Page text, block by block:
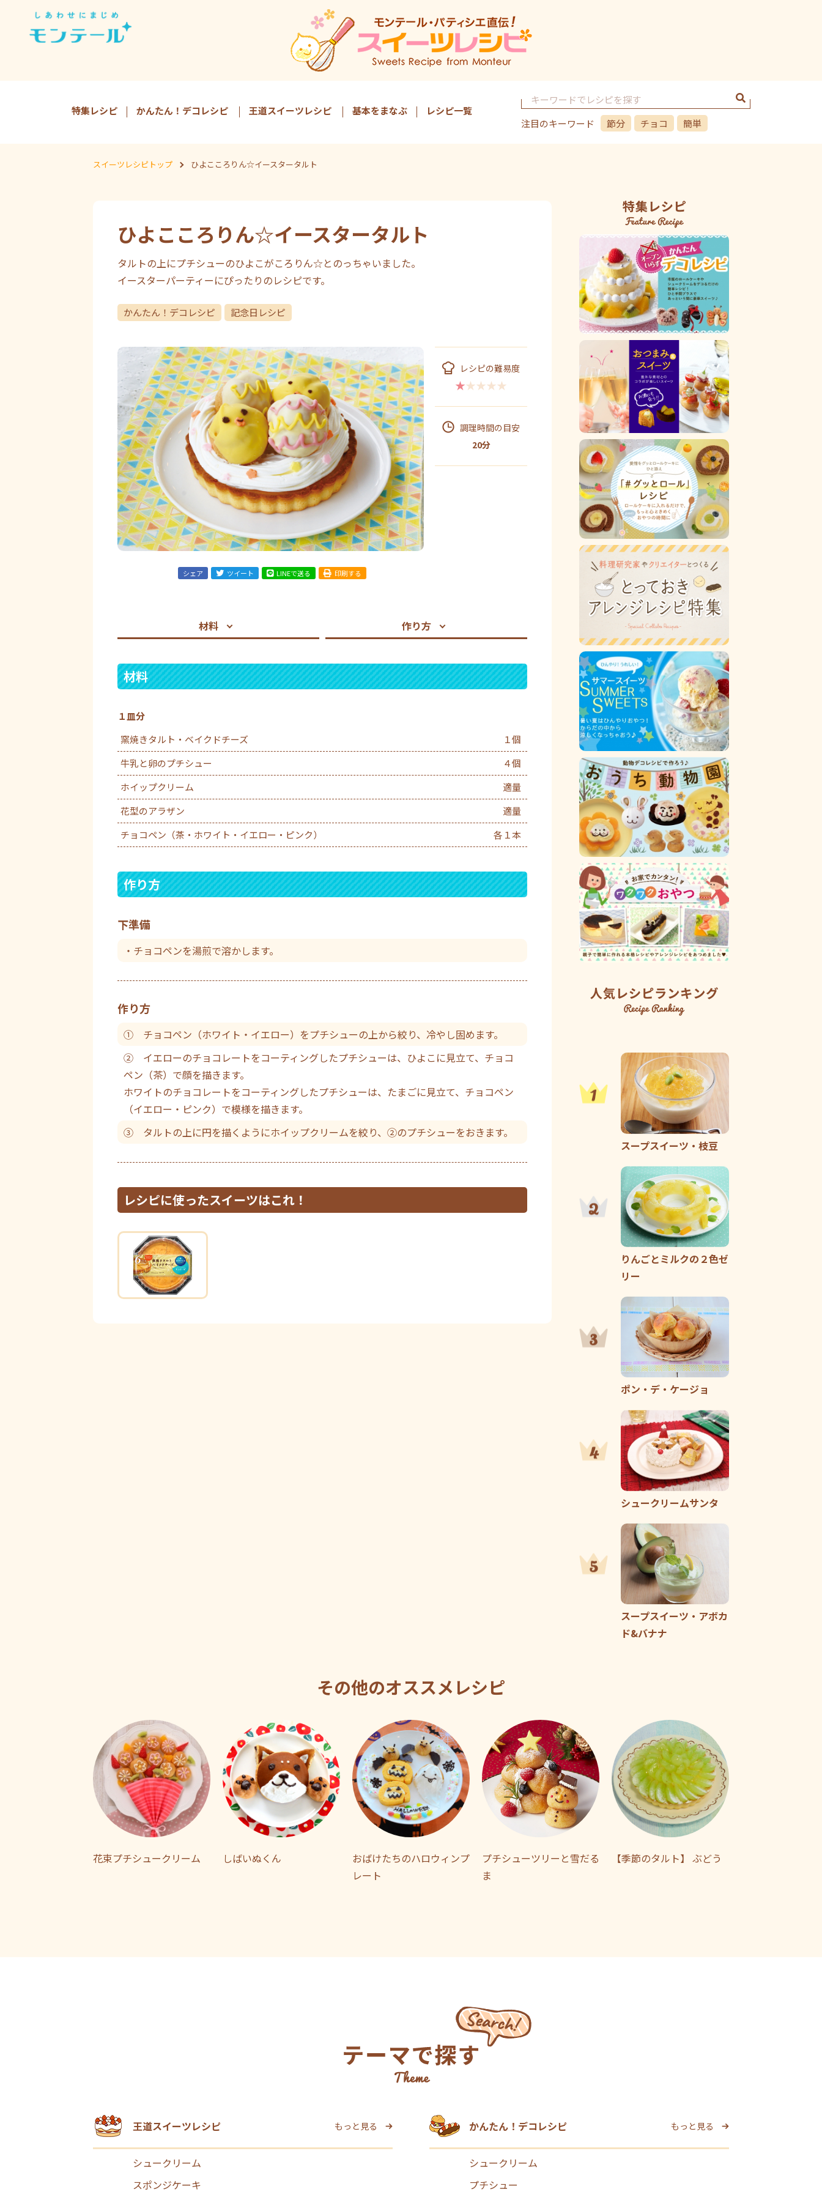
注目のキーワード 節分 チョコ 簡単
特集レシピ かんたん！デコレシピ 王道スイーツレシピ 基本をまなぶ レシピ一覧
スイーツレシピトップ ひよこころりん☆イースタータルト
ひよこころりん☆イースタータルト
タルトの上にプチシューのひよこがころりん☆とのっちゃいました。
イースターパーティーにぴったりのレシピです。
かんたん！デコレシピ 記念日レシピ
シェア ツイート LINEで送る 印刷する
レシピの難易度
★★★★★
調理時間の目安
20分
材料 作り方
材料
１皿分
窯焼きタルト・ベイクドチーズ
１個
牛乳と卵のプチシュー
４個
ホイップクリーム
適量
花型のアラザン
適量
チョコペン（茶・ホワイト・イエロー・ピンク）
各１本
作り方
下準備
・チョコペンを湯煎で溶かします。
作り方
① チョコペン（ホワイト・イエロー）をプチシューの上から絞り、冷やし固めます。
② イエローのチョコレートをコーティングしたプチシューは、ひよこに見立て、チョコ
ペン（茶）で顔を描きます。
ホワイトのチョコレートをコーティングしたプチシューは、たまごに見立て、チョコペン
（イエロー・ピンク）で模様を描きます。
③ タルトの上に円を描くようにホイップクリームを絞り、②のプチシューをおきます。
レシピに使ったスイーツはこれ！
スープスイーツ・枝豆
りんごとミルクの２色ゼ
リー
ポン・デ・ケージョ
シュークリームサンタ
スープスイーツ・アボカ
ド&バナナ
その他のオススメレシピ
花束プチシュークリーム しばいぬくん
おばけたちのハロウィンプ
レート
プチシューツリーと雪だる
ま
【季節のタルト】 ぶどう
王道スイーツレシピ もっと見る
シュークリーム
スポンジケーキ
かんたん！デコレシピ もっと見る
シュークリーム
プチシュー